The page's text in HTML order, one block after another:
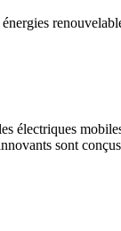
électriques
sont